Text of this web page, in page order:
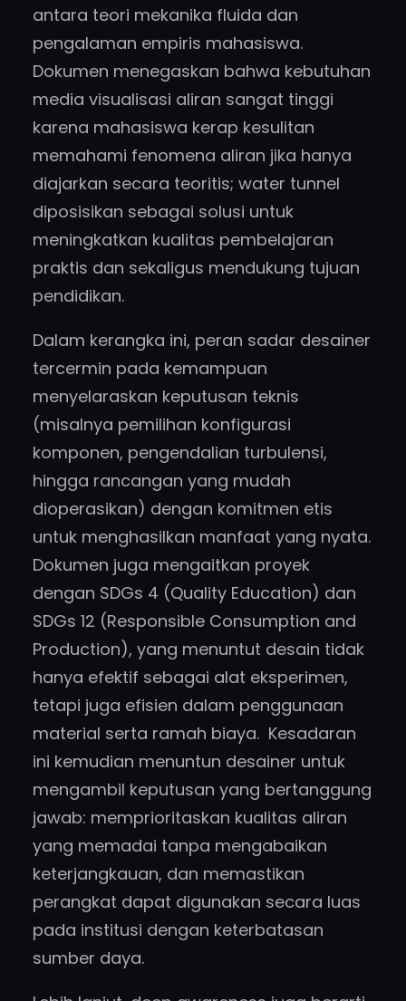
antara teori mekanika fluida dan
pengalaman empiris mahasiswa.
Dokumen menegaskan bahwa kebutuhan
media visualisasi aliran sangat tinggi
karena mahasiswa kerap kesulitan
memahami fenomena aliran jika hanya
diajarkan secara teoritis; water tunnel
diposisikan sebagai solusi untuk
meningkatkan kualitas pembelajaran
praktis dan sekaligus mendukung tujuan
pendidikan.
Dalam kerangka ini, peran sadar desainer
tercermin pada kemampuan
menyelaraskan keputusan teknis
(misalnya pemilihan konfigurasi
komponen, pengendalian turbulensi,
hingga rancangan yang mudah
dioperasikan) dengan komitmen etis
untuk menghasilkan manfaat yang nyata.
Dokumen juga mengaitkan proyek
dengan SDGs 4 (Quality Education) dan
SDGs 12 (Responsible Consumption and
Production), yang menuntut desain tidak
hanya efektif sebagai alat eksperimen,
tetapi juga efisien dalam penggunaan
material serta ramah biaya. Kesadaran
ini kemudian menuntun desainer untuk
mengambil keputusan yang bertanggung
jawab: memprioritaskan kualitas aliran
yang memadai tanpa mengabaikan
keterjangkauan, dan memastikan
perangkat dapat digunakan secara luas
pada institusi dengan keterbatasan
sumber daya.